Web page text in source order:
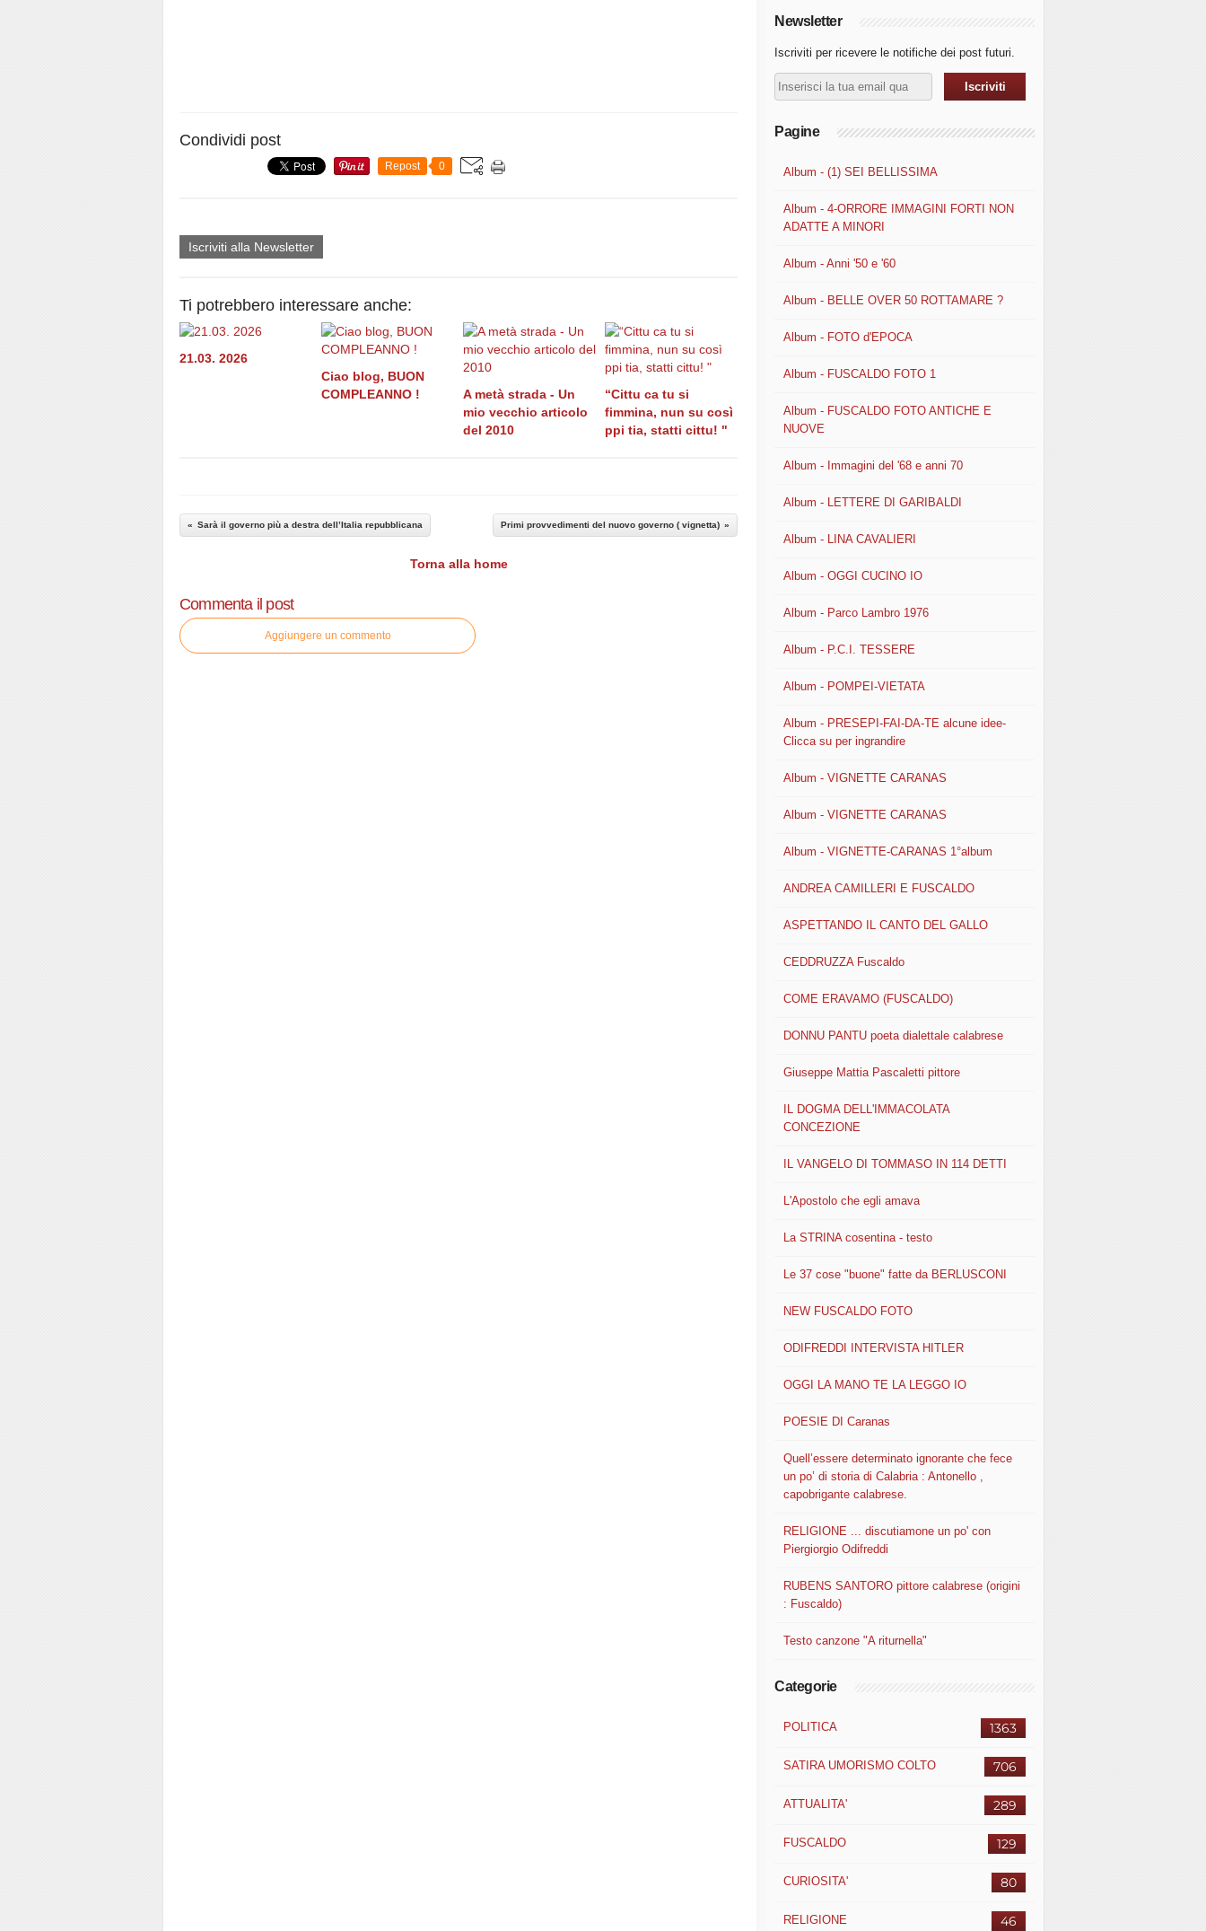
Condividi post
Repost 0
Iscriviti alla Newsletter
Ti potrebbero interessare anche:
21.03. 2026
Ciao blog, BUON
COMPLEANNO !
A metà strada - Un
mio vecchio articolo
del 2010
“Cittu ca tu si
fimmina, nun su così
ppi tia, statti cittu! "
Sarà il governo più a destra dell’Italia repubblicana Primi provvedimenti del nuovo governo ( vignetta)
Torna alla home
Commenta il post
Aggiungere un commento
Newsletter
Iscriviti per ricevere le notifiche dei post futuri.
Pagine
Album - (1) SEI BELLISSIMA
Album - 4-ORRORE IMMAGINI FORTI NON
ADATTE A MINORI
Album - Anni '50 e '60
Album - BELLE OVER 50 ROTTAMARE ?
Album - FOTO d'EPOCA
Album - FUSCALDO FOTO 1
Album - FUSCALDO FOTO ANTICHE E
NUOVE
Album - Immagini del '68 e anni 70
Album - LETTERE DI GARIBALDI
Album - LINA CAVALIERI
Album - OGGI CUCINO IO
Album - Parco Lambro 1976
Album - P.C.I. TESSERE
Album - POMPEI-VIETATA
Album - PRESEPI-FAI-DA-TE alcune idee-
Clicca su per ingrandire
Album - VIGNETTE CARANAS
Album - VIGNETTE CARANAS
Album - VIGNETTE-CARANAS 1°album
ANDREA CAMILLERI E FUSCALDO
ASPETTANDO IL CANTO DEL GALLO
CEDDRUZZA Fuscaldo
COME ERAVAMO (FUSCALDO)
DONNU PANTU poeta dialettale calabrese
Giuseppe Mattia Pascaletti pittore
IL DOGMA DELL'IMMACOLATA
CONCEZIONE
IL VANGELO DI TOMMASO IN 114 DETTI
L'Apostolo che egli amava
La STRINA cosentina - testo
Le 37 cose "buone" fatte da BERLUSCONI
NEW FUSCALDO FOTO
ODIFREDDI INTERVISTA HITLER
OGGI LA MANO TE LA LEGGO IO
POESIE DI Caranas
Quell’essere determinato ignorante che fece
un po’ di storia di Calabria : Antonello ,
capobrigante calabrese.
RELIGIONE ... discutiamone un po' con
Piergiorgio Odifreddi
RUBENS SANTORO pittore calabrese (origini
: Fuscaldo)
Testo canzone "A riturnella"
Categorie
1363
POLITICA
706
SATIRA UMORISMO COLTO
289
ATTUALITA'
129
FUSCALDO
80
CURIOSITA'
46
RELIGIONE